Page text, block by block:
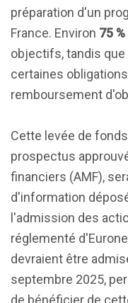
préparation d'un
France. Environ 75
objectifs, tandis
certaines
remboursement
Cette levée de
prospectus
financiers (AMF),
d'information
l'admission des
réglementé
devraient être
septembre 2025,
de bénéficier de